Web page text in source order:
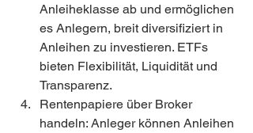
Anleiheklasse ab und ermöglichen
es Anlegern, breit diversifiziert in
Anleihen zu investieren. ETFs
bieten Flexibilität, Liquidität und
Transparenz.
Rentenpapiere über Broker
handeln: Anleger können Anleihen